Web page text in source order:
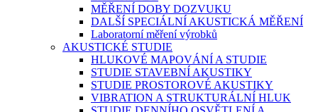
MĚŘENÍ DOBY DOZVUKU
DALŠÍ SPECIÁLNÍ AKUSTICKÁ MĚŘENÍ
Laboratorní měření výrobků
AKUSTICKÉ STUDIE
HLUKOVÉ MAPOVÁNÍ A STUDIE
STUDIE STAVEBNÍ AKUSTIKY
STUDIE PROSTOROVÉ AKUSTIKY
VIBRATION A STRUKTURÁLNÍ HLUK